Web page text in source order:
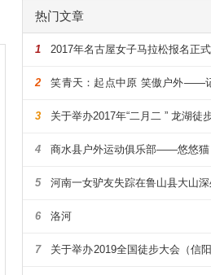
热门文章
1 2017年名古屋女子马拉松报名正
2 笑青天：起点中原 笑傲户外——
外的108人
3 关于举办2017年“二月二 ” 龙湖徒
4 商水县户外运动俱乐部——悠悠猫
5 河南一女驴友失踪在鲁山县大山深
6 洛河
7 关于举办2019全国徒步大会（信阳